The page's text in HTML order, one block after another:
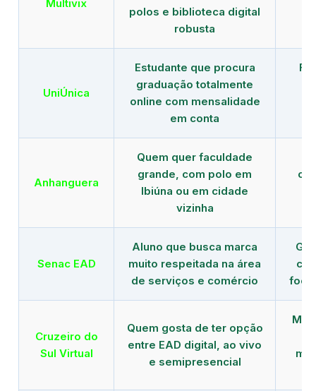
Multivix
polos e biblioteca digital
robusta
UniÚnica
Estudante que procura
graduação totalmente
online com mensalidade
em conta
Anhanguera
Quem quer faculdade
grande, com polo em
Ibiúna ou em cidade
vizinha
Senac EAD
Aluno que busca marca
muito respeitada na área
de serviços e comércio
foco
Cruzeiro do
Sul Virtual
Quem gosta de ter opção
entre EAD digital, ao vivo
e semipresencial